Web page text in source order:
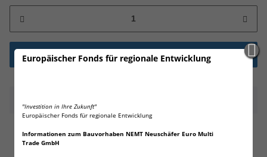
Europäischer Fonds für regionale Entwicklung
"Investition in Ihre Zukunft"
Europäischer Fonds für regionale Entwicklung
Informationen zum Bauvorhaben NEMT Neuschäfer Euro Multi
Trade GmbH
1000 Field Target Match